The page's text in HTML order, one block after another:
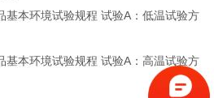
本环境试验规程 试验A：低温试验方
本环境试验规程 试验A：高温试验方